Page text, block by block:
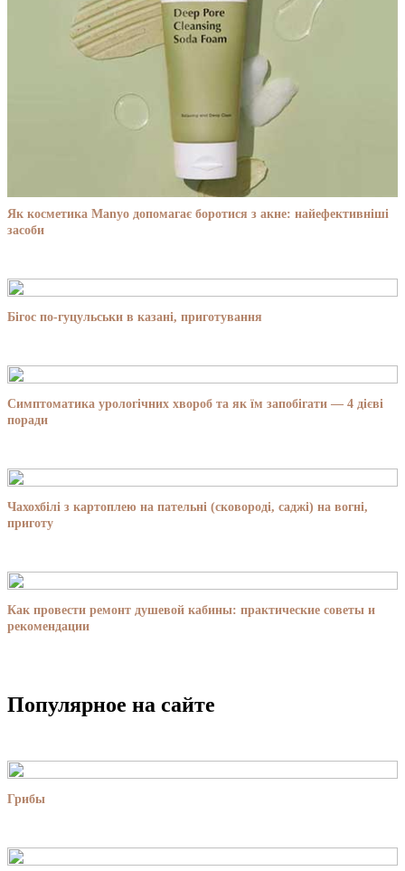
Як косметика Manyo допомагає боротися з акне: найефективніші
засоби
Бігос по-гуцульськи в казані, приготування
Симптоматика урологічних хвороб та як їм запобігати — 4 дієві
поради
Чахохбілі з картоплею на пательні (сковороді, саджі) на вогні,
приготу
Как провести ремонт душевой кабины: практические советы и
рекомендации
Популярное на сайте
Грибы